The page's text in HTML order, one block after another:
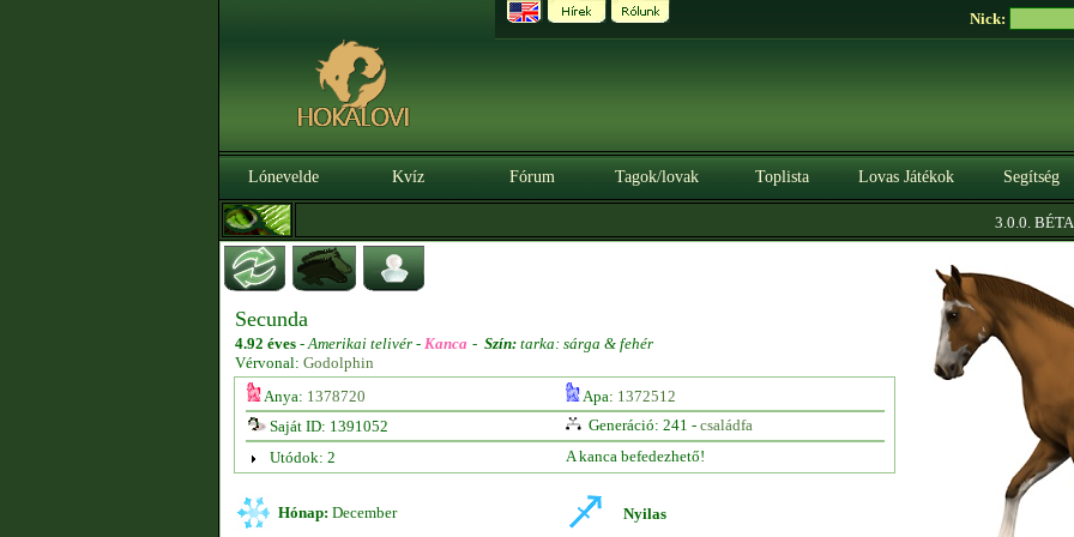
Nick:
Lónevelde Kvíz Fórum Tagok/lovak Toplista Lovas Játékok Segítség
3.0.0. BÉTA|
Secunda
4.92 éves -Amerikai telivér - Kanca - Szín: tarka: sárga & fehér
Vérvonal: Godolphin
Anya: 1378720 Apa: 1372512
Saját ID: 1391052
Generáció: 241 - családfa
Utódok: 2
A kanca befedezhető!
Hónap: December Nyilas